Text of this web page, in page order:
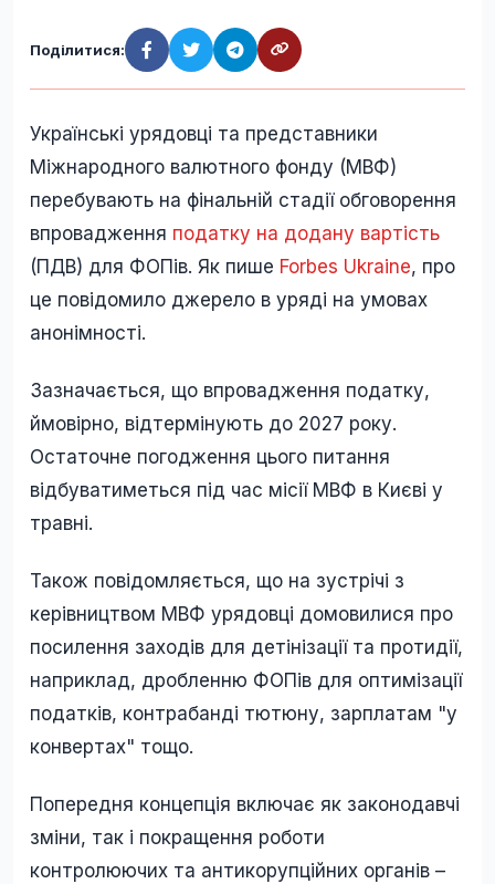
Поділитися:
Українські урядовці та представники
Міжнародного валютного фонду (МВФ)
перебувають на фінальній стадії обговорення
впровадження податку на додану вартість
(ПДВ) для ФОПів. Як пише Forbes Ukraine, про
це повідомило джерело в уряді на умовах
анонімності.
Зазначається, що впровадження податку,
ймовірно, відтермінують до 2027 року.
Остаточне погодження цього питання
відбуватиметься під час місії МВФ в Києві у
травні.
Також повідомляється, що на зустрічі з
керівництвом МВФ урядовці домовилися про
посилення заходів для детінізації та протидії,
наприклад, дробленню ФОПів для оптимізації
податків, контрабанді тютюну, зарплатам "у
конвертах" тощо.
Попередня концепція включає як законодавчі
зміни, так і покращення роботи
контролюючих та антикорупційних органів –